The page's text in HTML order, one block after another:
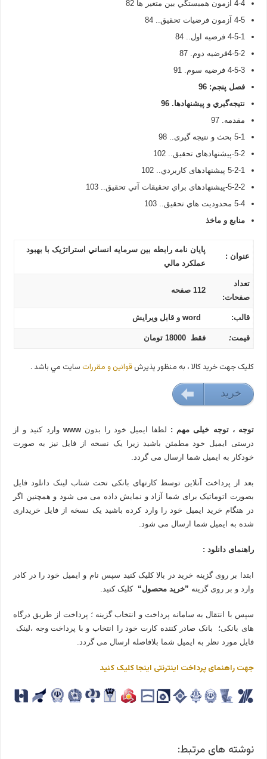
4-4 آزمون همبستگي بين متغير ها 82
4-5 آزمون فرضيات تحقيق.. 84
4-5-1 فرضيه اول.. 84
4-5-2فرضيه دوم. 87
4-5-3 فرضيه سوم. 91
فصل پنجم: 96
نتيجه‌گيري و پيشنهادها.
96
مقدمه. 97
5-1 بحث و نتیجه گیری.. 98
5-2-پيشنهادهای تحقيق.. 102
5-2-1 پيشنهادهای کاربردي.. 102
5-2-2-پيشنهادهای براي تحقيقات آتي تحقيق.. 103
5-4 محدوديت هاي تحقيق.. 103
منابع و ماخذ
عنوان :
پایان نامه رابطه بين سرمايه انساني استراتژيک با بهبود
عملکرد مالي
تعداد
صفحات:
112 صفحه
قالب:
قیمت: فقط 18000 تومان
کليک جهت خريد کالا ، به منظور پذيرشقوانين و مقررات سايت مي باشد .
18000 تومان خريد
توجه ، توجه خیلی مهم : لطفا ایمیل خود را بدون www
وارد کنید و از
درستی ایمیل خود مطمئن باشید زیرا یک نسخه از فایل نیز به صورت
خودکار به ایمیل شما ارسال می گردد.
بعد از پرداخت آنلاین توسط کارتهای بانکی تحت شتاب لینک دانلود فایل
بصورت اتوماتیک برای شما آزاد و نمایش داده می می شود و همچنین اگر
در هنگام خرید ایمیل خود را وارد کرده باشید یک نسخه از فایل خریداری
شده به ایمیل شما ارسال می شود.
راهنمای دانلود :
ابتدا بر روی گزینه خرید در بالا کلیک کنید سپس نام و ایمیل خود را در کادر
وارد و بر روی گزینه ”خرید محصول“ کلیک کنید.
سپس با انتقال به سامانه پرداخت و انتخاب گزینه ؛ پرداخت از طریق درگاه
های بانکی؛ بانک صادر کننده کارت خود را انتخاب و با پرداخت وجه ،لینک
فایل مورد نظر به ایمیل شما بلافاصله ارسال می گردد.
جهت راهنمای پرداخت اینترنتی اینجا کلیک کنید
نوشته های مرتبط: